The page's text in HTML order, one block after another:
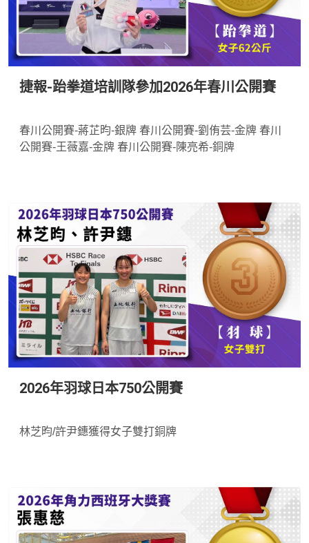
捷報-跆拳道培訓隊參加2026年春川公開賽
春川公開賽-蔣芷昀-銀牌 春川公開賽-劉侑芸-金牌 春川
公開賽-王薇嘉-金牌 春川公開賽-陳亮希-銅牌
2026年羽球日本750公開賽
林芝昀/許尹鏸獲得女子雙打銅牌